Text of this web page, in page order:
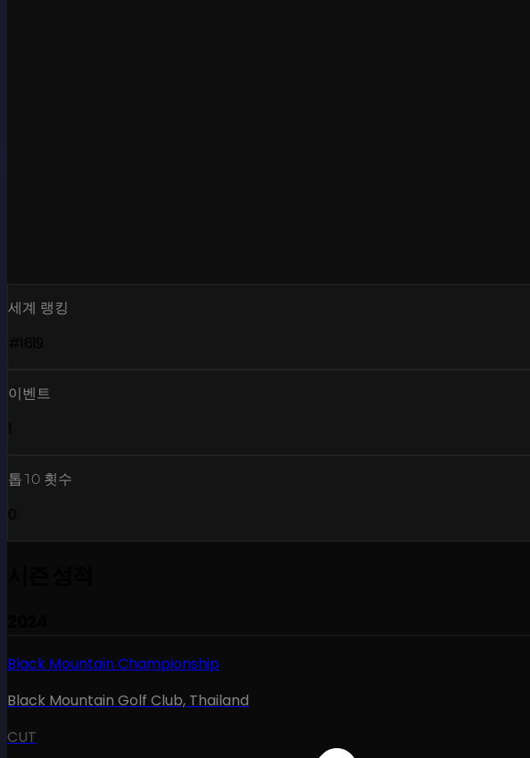
세계 랭킹
이벤트
톱10 횟수
Black Mountain Championship
Black Mountain Golf Club, Thailand
CUT